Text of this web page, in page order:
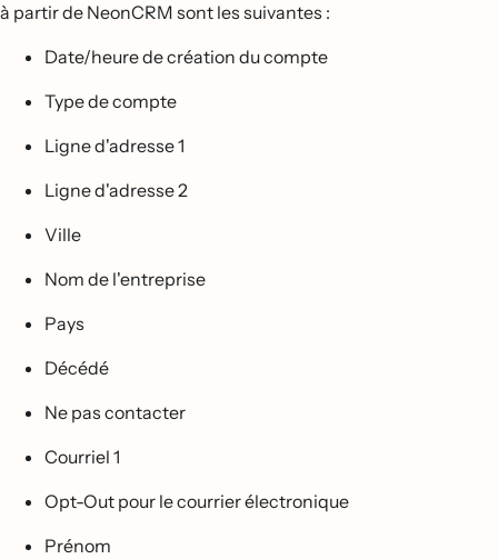
à partir de NeonCRM sont les suivantes :
Date/heure de création du compte
Type de compte
Ligne d'adresse 1
Ligne d'adresse 2
Ville
Nom de l'entreprise
Pays
Décédé
Ne pas contacter
Courriel 1
Opt-Out pour le courrier électronique
Prénom